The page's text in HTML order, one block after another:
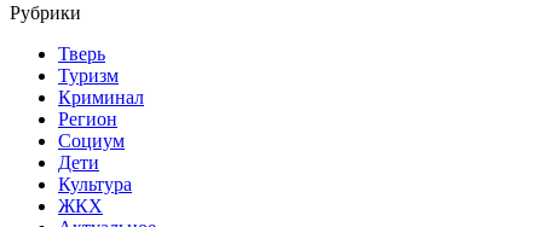
Рубрики
Тверь
Туризм
Криминал
Регион
Социум
Дети
Культура
ЖКХ